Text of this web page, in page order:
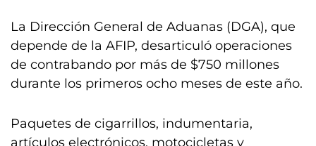
La Dirección General de Aduanas (DGA), que
depende de la AFIP, desarticuló operaciones
de contrabando por más de $750 millones
durante los primeros ocho meses de este año.
Paquetes de cigarrillos, indumentaria,
artículos electrónicos, motocicletas y